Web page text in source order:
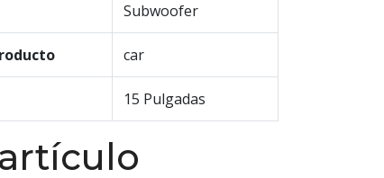
Subwoofer
car
15 Pulgadas